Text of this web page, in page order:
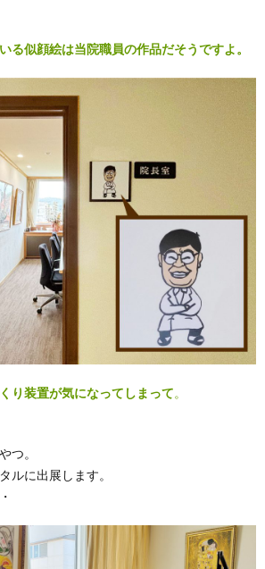
る似顔絵は当院職員の作品だそうですよ。
り装置が気になってしまって。
つ。
ルに出展します。